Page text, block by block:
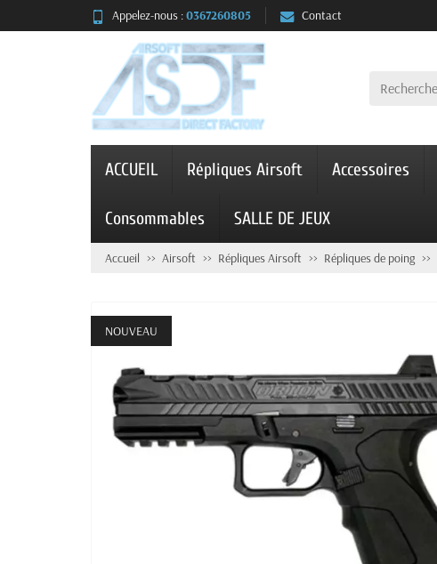
Appelez-nous :0367260805 Contact
ACCUEIL Répliques Airsoft Accessoires
Consommables SALLE DE JEUX
Accueil Airsoft Répliques Airsoft Répliques de poing
NOUVEAU